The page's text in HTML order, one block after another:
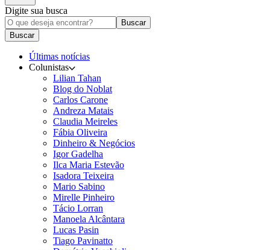
Digite sua busca
Buscar
Buscar
Últimas notícias
Colunistas
Lilian Tahan
Blog do Noblat
Carlos Carone
Andreza Matais
Claudia Meireles
Fábia Oliveira
Dinheiro & Negócios
Igor Gadelha
Ilca Maria Estevão
Isadora Teixeira
Mario Sabino
Mirelle Pinheiro
Tácio Lorran
Manoela Alcântara
Lucas Pasin
Tiago Pavinatto